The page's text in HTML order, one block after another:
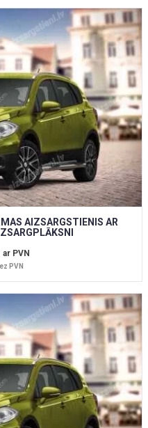
AIZSARGSTIENIS AR
ar PVN
PVN